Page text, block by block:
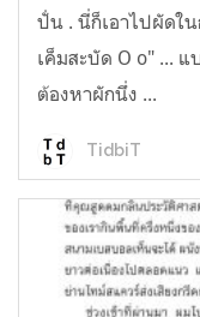
ปั่น . นี่ก็เอาไปผัดใน
เค็มสะบัด O o" ...
ต้องหาผักนึ่ง ...
TidbiT